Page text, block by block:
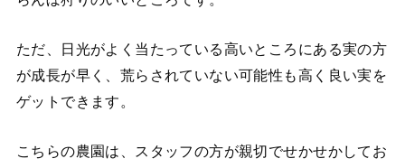
ただ、日光がよく当たっている高いところにある実の方
が成長が早く、荒らされていない可能性も高く良い実を
ゲットできます。
こちらの農園は、スタッフの方が親切でせかせかしてお